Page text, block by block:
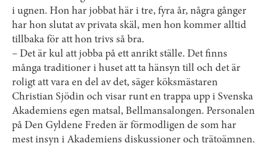
i ugnen. Hon har jobbat här i tre, fyra år, några gånger
har hon slutat av privata skäl, men hon kommer alltid
tillbaka för att hon trivs så bra.
– Det är kul att jobba på ett anrikt ställe. Det finns
många traditioner i huset att ta hänsyn till och det är
roligt att vara en del av det, säger köksmästaren
Christian Sjödin och visar runt en trappa upp i Svenska
Akademiens egen matsal, Bellmansalongen. Personalen
på Den Gyldene Freden är förmodligen de som har
mest insyn i Akademiens diskussioner och trätoämnen.